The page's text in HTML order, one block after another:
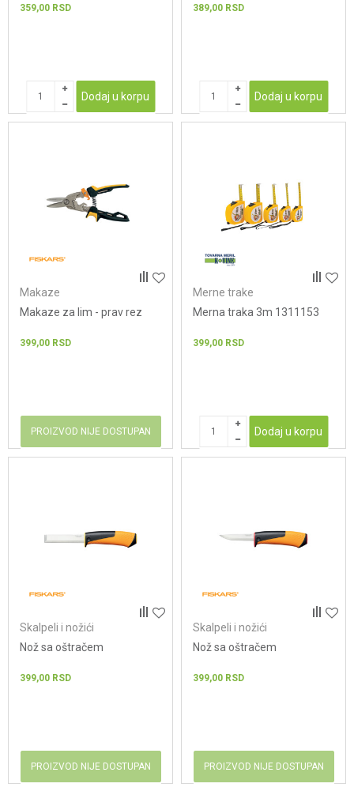
359,00 RSD
Dodaj u korpu
389,00 RSD
Dodaj u korpu
Makaze
Makaze za lim - prav rez
399,00 RSD
PROIZVOD NIJE DOSTUPAN
Merne trake
Merna traka 3m 1311153
399,00 RSD
Dodaj u korpu
Skalpeli i nožići
Nož sa oštračem
399,00 RSD
PROIZVOD NIJE DOSTUPAN
Skalpeli i nožići
Nož sa oštračem
399,00 RSD
PROIZVOD NIJE DOSTUPAN